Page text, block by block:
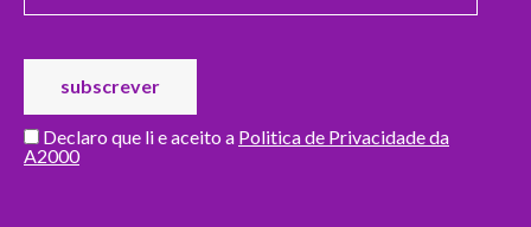
Declaro que li e aceito a Politica de Privacidade da
A2000